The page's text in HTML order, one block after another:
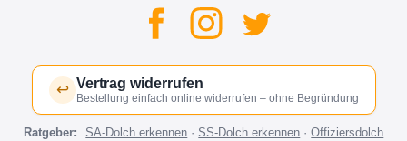
↩ Vertrag widerrufen
Bestellung einfach online widerrufen – ohne Begründung
Ratgeber: SA-Dolch erkennen ·SS-Dolch erkennen ·Offiziersdolch